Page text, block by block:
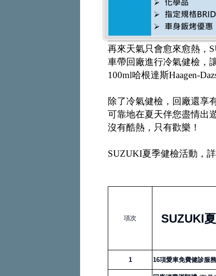
再來天氣只會愈來愈熱，
車帶回廠進行冷氣健檢，
100ml哈根達斯Haagen-
除了冷氣健檢，回廠還享
可靠地在夏天伴您盡情出
沒有酷熱，只有歡樂！
SUZUKI夏季健檢活動，
項次 SUZUKI
1 16項愛車免費健診服務